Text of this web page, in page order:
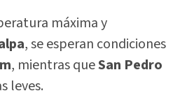
máxima y
, se esperan condiciones
, mientras queSan Pedro
leves.